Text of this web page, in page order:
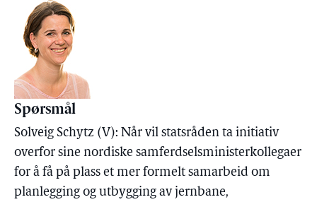
Spørsmål
Solveig Schytz (V): Når vil statsråden ta initiativ
overfor sine nordiske samferdselsministerkollegaer
for å få på plass et mer formelt samarbeid om
planlegging og utbygging av jernbane,